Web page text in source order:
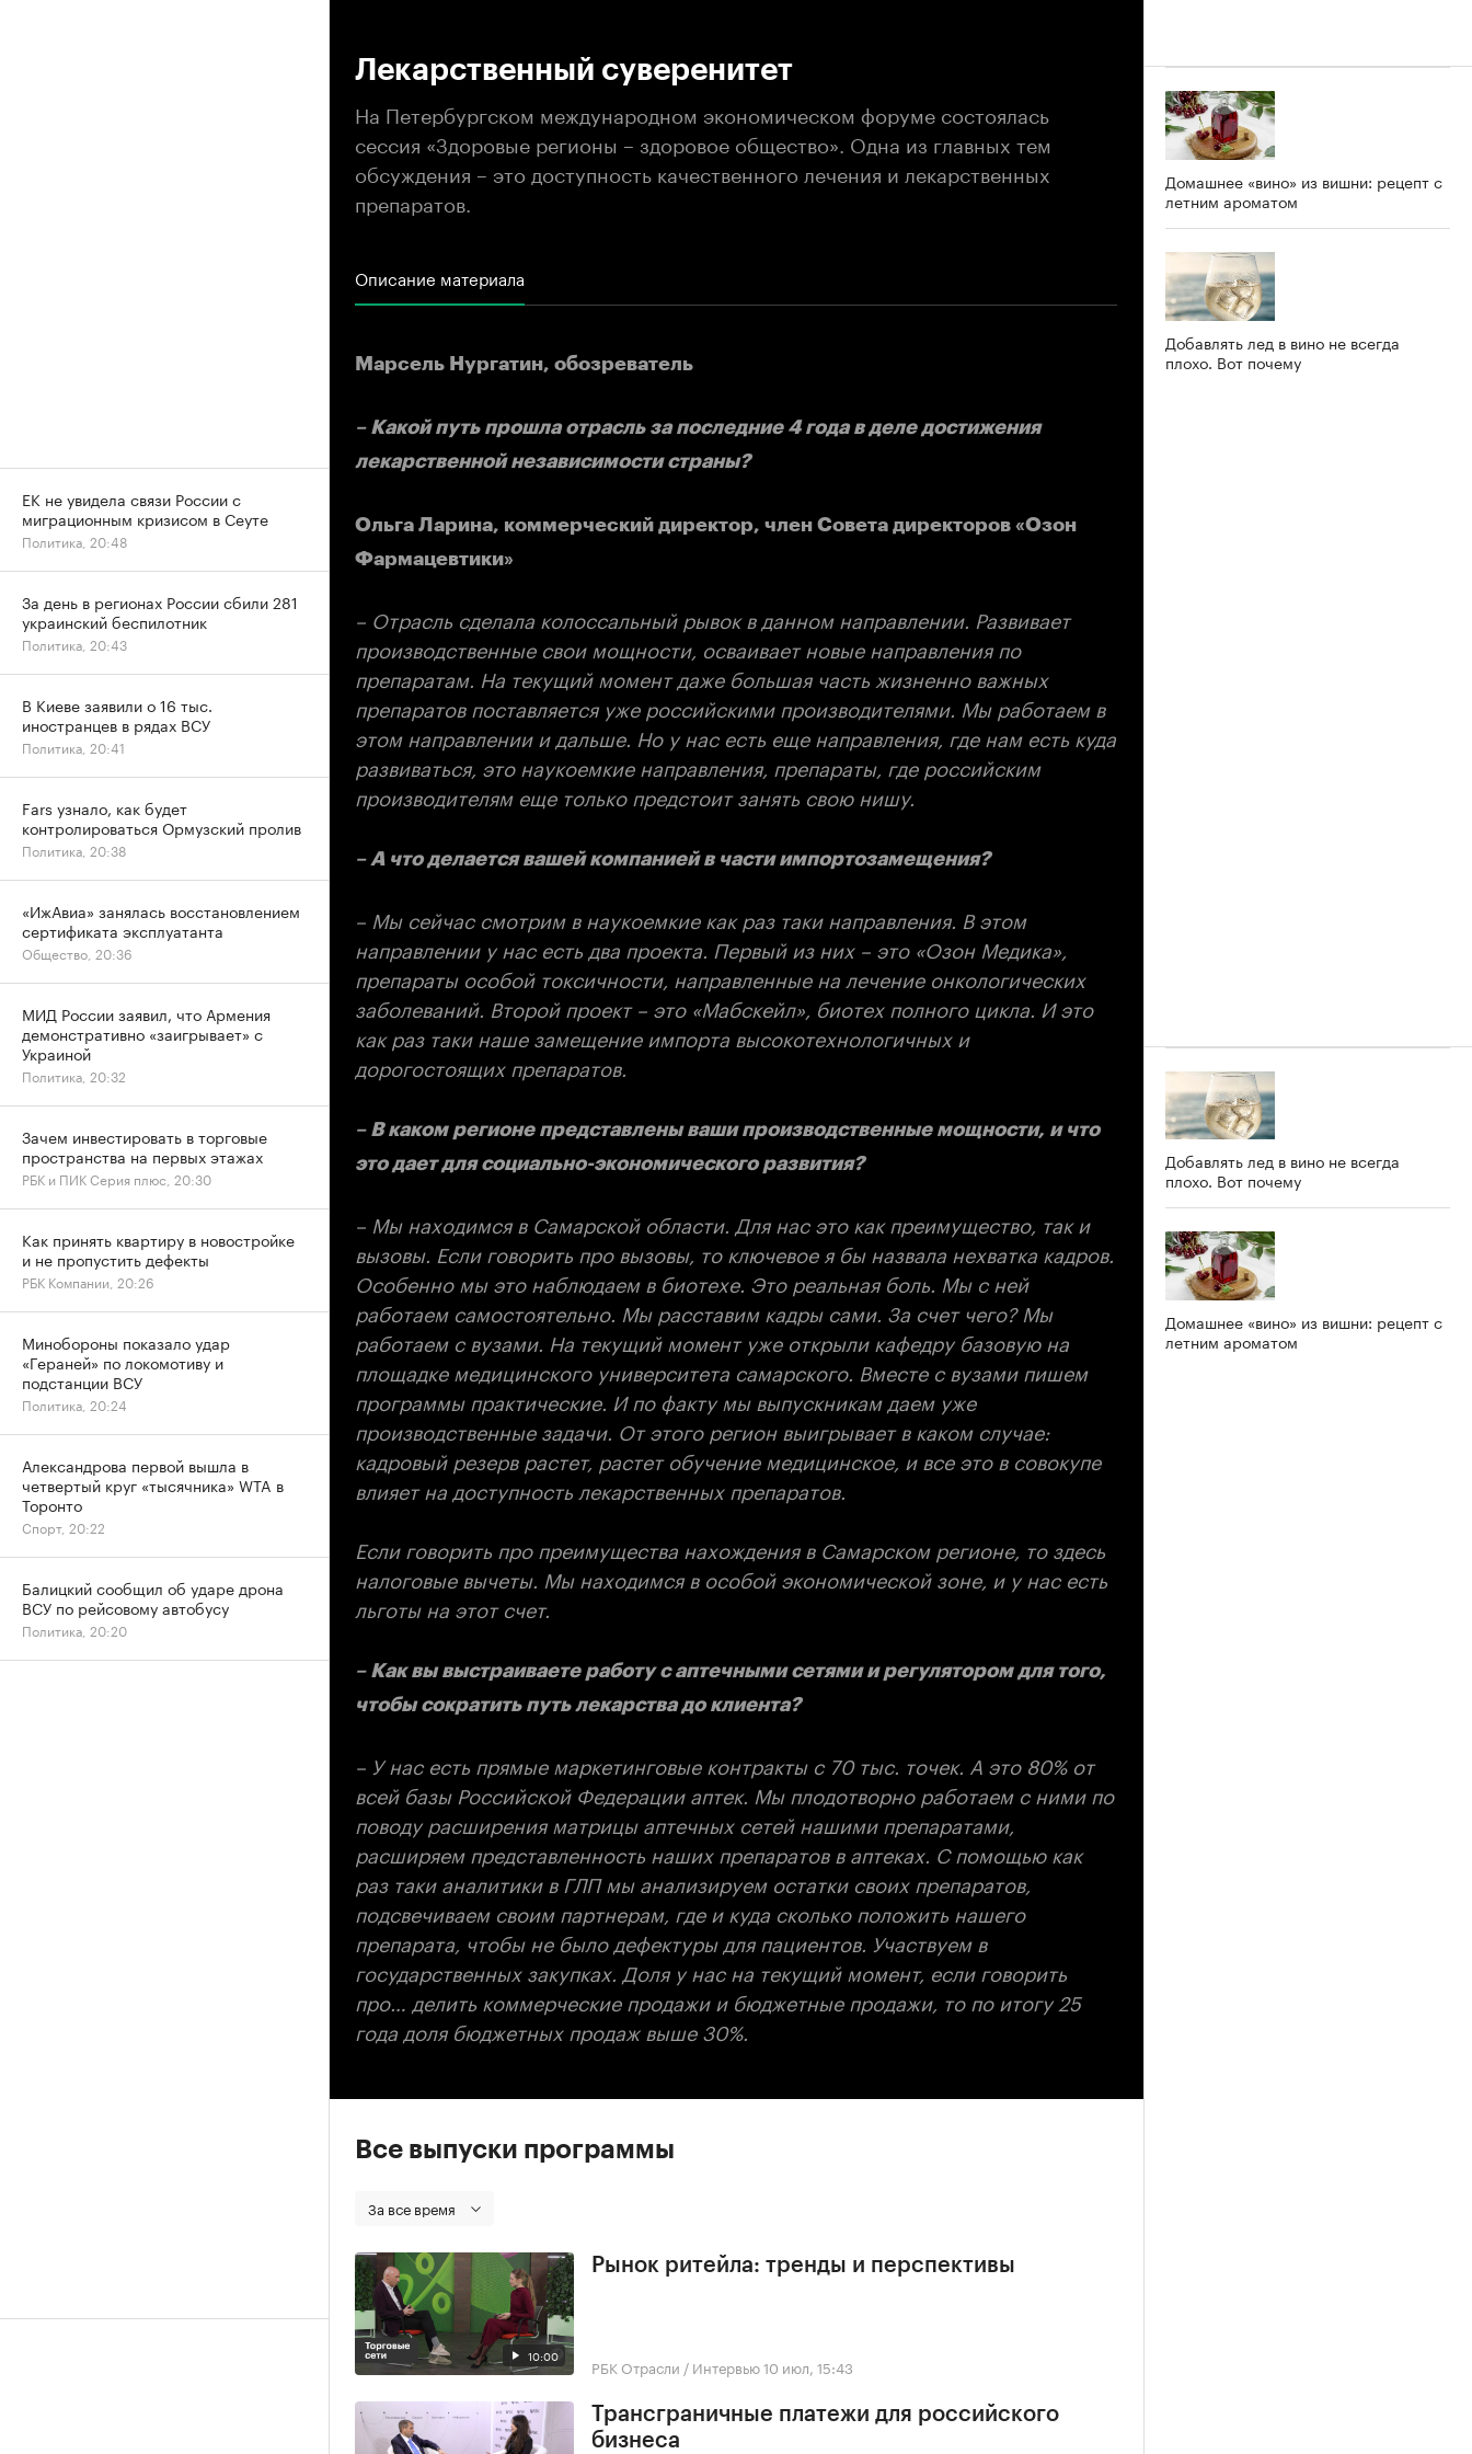
Лекарственный суверенитет
На Петербургском международном экономическом форуме состоялась
сессия «Здоровые регионы – здоровое общество». Одна из главных тем
обсуждения – это доступность качественного лечения и лекарственных
препаратов.
Описание материала
Марсель Нургатин, обозреватель
– Какой путь прошла отрасль за последние 4 года в деле достижения
лекарственной независимости страны?
Ольга Ларина, коммерческий директор, член Совета директоров «Озон
Фармацевтики»
– Отрасль сделала колоссальный рывок в данном направлении. Развивает
производственные свои мощности, осваивает новые направления по
препаратам. На текущий момент даже большая часть жизненно важных
препаратов поставляется уже российскими производителями. Мы работаем в
этом направлении и дальше. Но у нас есть еще направления, где нам есть куда
развиваться, это наукоемкие направления, препараты, где российским
производителям еще только предстоит занять свою нишу.
– А что делается вашей компанией в части импортозамещения?
– Мы сейчас смотрим в наукоемкие как раз таки направления. В этом
направлении у нас есть два проекта. Первый из них – это «Озон Медика»,
препараты особой токсичности, направленные на лечение онкологических
заболеваний. Второй проект – это «Мабскейл», биотех полного цикла. И это
как раз таки наше замещение импорта высокотехнологичных и
дорогостоящих препаратов.
– В каком регионе представлены ваши производственные мощности, и что
это дает для социально-экономического развития?
– Мы находимся в Самарской области. Для нас это как преимущество, так и
вызовы. Если говорить про вызовы, то ключевое я бы назвала нехватка кадров.
Особенно мы это наблюдаем в биотехе. Это реальная боль. Мы с ней
работаем самостоятельно. Мы расставим кадры сами. За счет чего? Мы
работаем с вузами. На текущий момент уже открыли кафедру базовую на
площадке медицинского университета самарского. Вместе с вузами пишем
программы практические. И по факту мы выпускникам даем уже
производственные задачи. От этого регион выигрывает в каком случае:
кадровый резерв растет, растет обучение медицинское, и все это в совокупе
влияет на доступность лекарственных препаратов.
Если говорить про преимущества нахождения в Самарском регионе, то здесь
налоговые вычеты. Мы находимся в особой экономической зоне, и у нас есть
льготы на этот счет.
– Как вы выстраиваете работу с аптечными сетями и регулятором для того,
чтобы сократить путь лекарства до клиента?
– У нас есть прямые маркетинговые контракты с 70 тыс. точек. А это 80% от
всей базы Российской Федерации аптек. Мы плодотворно работаем с ними по
поводу расширения матрицы аптечных сетей нашими препаратами,
расширяем представленность наших препаратов в аптеках. С помощью как
раз таки аналитики в ГЛП мы анализируем остатки своих препаратов,
подсвечиваем своим партнерам, где и куда сколько положить нашего
препарата, чтобы не было дефектуры для пациентов. Участвуем в
государственных закупках. Доля у нас на текущий момент, если говорить
про… делить коммерческие продажи и бюджетные продажи, то по итогу 25
года доля бюджетных продаж выше 30%.
Все выпуски программы
За все время
10:00
Рынок ритейла: тренды и перспективы
РБК Отрасли / Интервью10 июл, 15:43
Трансграничные платежи для российского
бизнеса
Домашнее «вино» из вишни: рецепт с
летним ароматом
Добавлять лед в вино не всегда
плохо. Вот почему
Добавлять лед в вино не всегда
плохо. Вот почему
Домашнее «вино» из вишни: рецепт с
летним ароматом
ЕК не увидела связи России с
миграционным кризисом в Сеуте
Политика, 20:48
За день в регионах России сбили 281
украинский беспилотник
Политика, 20:43
В Киеве заявили о 16 тыс.
иностранцев в рядах ВСУ
Политика, 20:41
Fars узнало, как будет
контролироваться Ормузский пролив
Политика, 20:38
«ИжАвиа» занялась восстановлением
сертификата эксплуатанта
Общество, 20:36
МИД России заявил, что Армения
демонстративно «заигрывает» с
Украиной
Политика, 20:32
Зачем инвестировать в торговые
пространства на первых этажах
РБК и ПИК Серия плюс, 20:30
Как принять квартиру в новостройке
и не пропустить дефекты
РБК Компании, 20:26
Минобороны показало удар
«Гераней» по локомотиву и
подстанции ВСУ
Политика, 20:24
Александрова первой вышла в
четвертый круг «тысячника» WTA в
Торонто
Спорт, 20:22
Балицкий сообщил об ударе дрона
ВСУ по рейсовому автобусу
Политика, 20:20